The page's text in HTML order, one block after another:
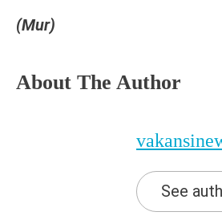
(Mur)
About The Author
See